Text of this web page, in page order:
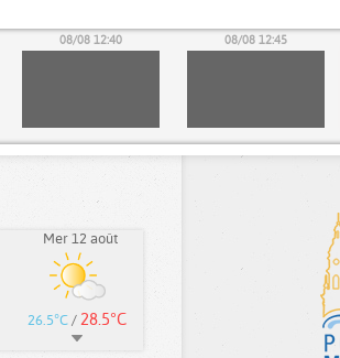
08/08 12:40 08/08 12:45
Mer 12 août
26.5°C / 28.5°C